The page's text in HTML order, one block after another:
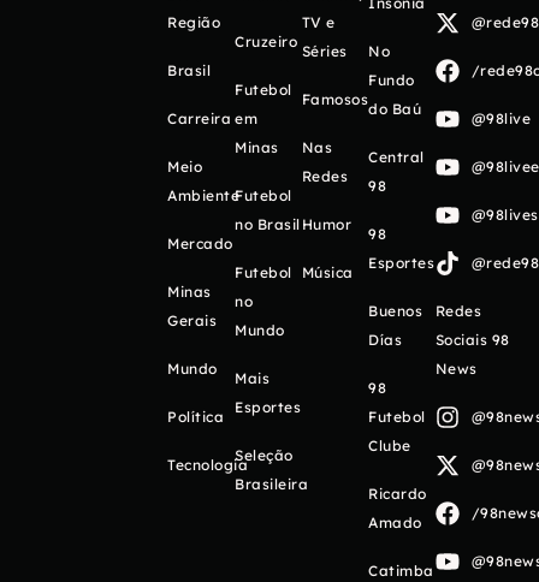
Região
Brasil
Carreira
Meio
Ambiente
Mercado
Minas
Gerais
Mundo
Política
Tecnologia
Cruzeiro
Futebol
em
Minas
Futebol
no Brasil
Futebol
no
Mundo
Mais
Esportes
Seleção
Brasileira
TV e
Séries
Famosos
Nas
Redes
Humor
Música
No
Fundo
do Baú
Central
98
98
Esportes
Buenos
Días
98
Futebol
Clube
Ricardo
Amado
Catimba
/
@98live
Redes
Sociais 98
News
/